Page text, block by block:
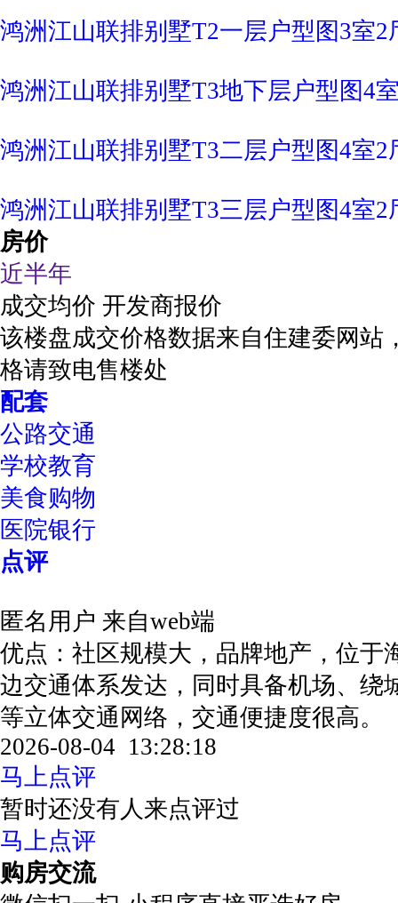
鸿洲江山联排别墅T2一层户型图3室2
鸿洲江山联排别墅T3地下层户型图4
鸿洲江山联排别墅T3二层户型图4室2
鸿洲江山联排别墅T3三层户型图4室2
房价
近半年
成交均价 开发商报价
该楼盘成交价格数据来自住建委网站
格请致电售楼处
配套
公路交通
学校教育
美食购物
医院银行
点评
匿名用户 来自web端
优点：社区规模大，品牌地产，位于
边交通体系发达，同时具备机场、绕
等立体交通网络，交通便捷度很高
2026-08-04 13:28:18
马上点评
暂时还没有人来点评过
马上点评
购房交流